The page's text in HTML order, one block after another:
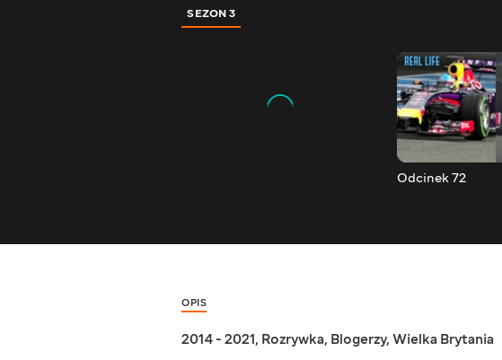
SEZON 3
Odcinek 72
OPIS
2014 - 2021, Rozrywka, Blogerzy, Wielka Brytania